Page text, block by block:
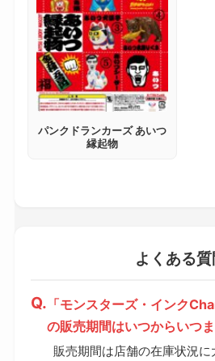
パンクドランカーズ あいつ
縁起物
よくある質
「モンスターズ・インク
の販売期間はいつからいつ
販売期間は店舗の在庫状況